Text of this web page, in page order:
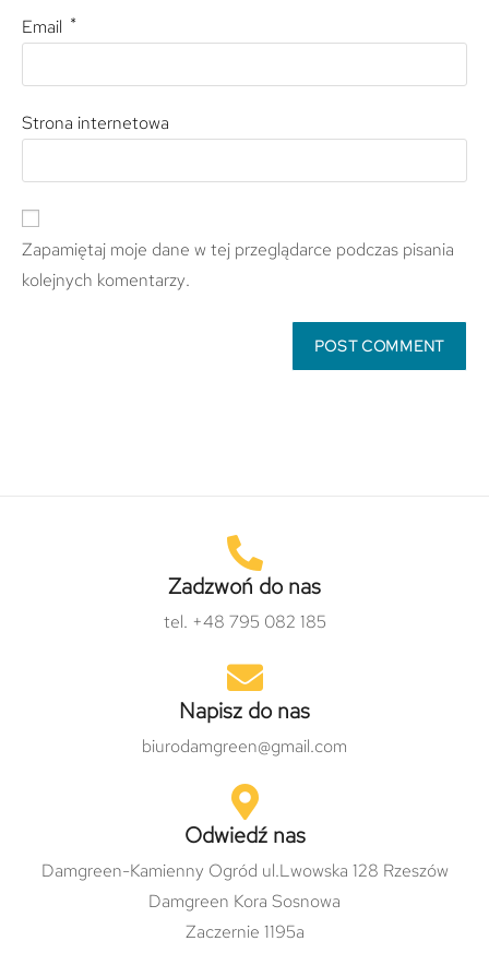
Email *
Strona internetowa
Zapamiętaj moje dane w tej przeglądarce podczas pisania
kolejnych komentarzy.
Zadzwoń do nas
tel. +48 795 082 185
Napisz do nas
biurodamgreen@gmail.com
Odwiedź nas
Damgreen-Kamienny Ogród ul.Lwowska 128 Rzeszów
Damgreen Kora Sosnowa
Zaczernie 1195a